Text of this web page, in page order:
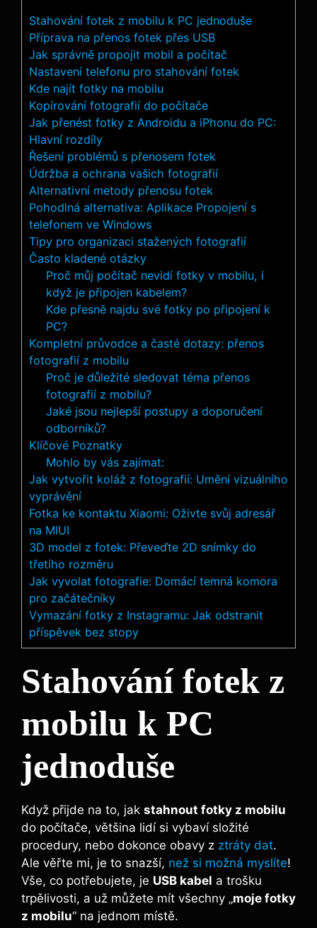
Stahování fotek z mobilu k PC jednoduše
Příprava na přenos fotek přes USB
Jak správně propojit mobil a počítač
Nastavení telefonu pro stahování fotek
Kde najít fotky na mobilu
Kopírování fotografií do počítače
Jak přenést fotky z Androidu a iPhonu do PC:
Hlavní rozdíly
Řešení problémů s přenosem fotek
Údržba a ochrana vašich fotografií
Alternativní metody přenosu fotek
Pohodlná alternativa: Aplikace Propojení s
telefonem ve Windows
Tipy pro organizaci stažených fotografií
Často kladené otázky
Proč můj počítač nevidí fotky v mobilu, i
když je připojen kabelem?
Kde přesně najdu své fotky po připojení k
PC?
Kompletní průvodce a časté dotazy: přenos
fotografií z mobilu
Proč je důležité sledovat téma přenos
fotografií z mobilu?
Jaké jsou nejlepší postupy a doporučení
odborníků?
Klíčové Poznatky
Mohlo by vás zajímat:
Jak vytvořit koláž z fotografií: Umění vizuálního
vyprávění
Fotka ke kontaktu Xiaomi: Oživte svůj adresář
na MIUI
3D model z fotek: Převeďte 2D snímky do
třetího rozměru
Jak vyvolat fotografie: Domácí temná komora
pro začátečníky
Vymazání fotky z Instagramu: Jak odstranit
příspěvek bez stopy
Stahování fotek z
mobilu k PC
jednoduše
Když přijde na to, jak stahnout fotky z mobilu
do počítače, většina lidí si vybaví složité
procedury, nebo dokonce obavy z ztráty dat.
Ale věřte mi, je to snazší, než si možná myslíte!
Vše, co potřebujete, je USB kabel a trošku
trpělivosti, a už můžete mít všechny „moje fotky
z mobilu“ na jednom místě.